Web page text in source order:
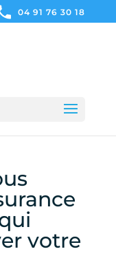
04 91 76 30 18
votre